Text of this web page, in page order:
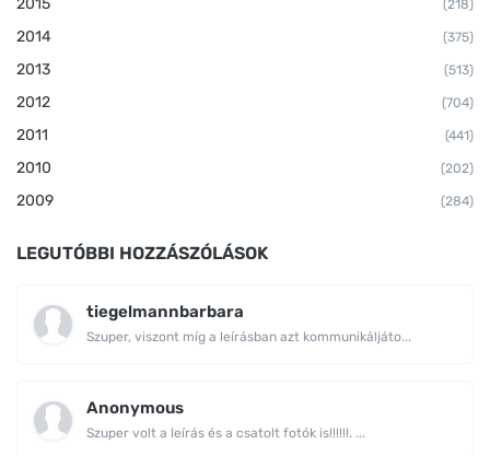
(218)
2014 (375)
2013 (513)
2012 (704)
2011 (441)
2010 (202)
2009 (284)
LEGUTÓBBI HOZZÁSZÓLÁSOK
tiegelmannbarbara
Szuper, viszont míg a leírásban azt kommunikáljáto...
Anonymous
Szuper volt a leírás és a csatolt fotók is!!!!!!. ...